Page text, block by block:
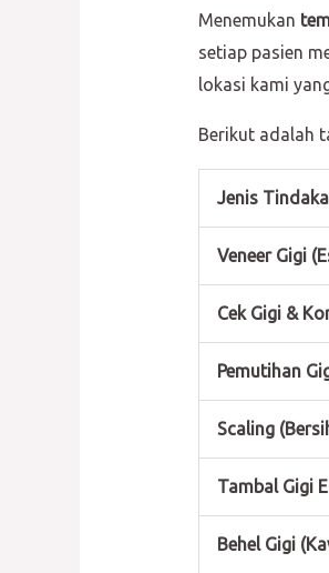
Menemukan
setiap pasien
lokasi kami
Berikut adalah
Jenis
Veneer Gigi
Cek Gigi &
Pemutihan
Scaling
Tambal Gigi
Behel Gigi